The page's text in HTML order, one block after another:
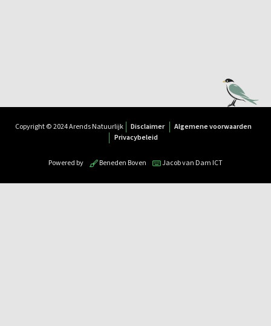
Copyright © 2024 Arends Natuurlijk Disclaimer
Algemene voorwaarden
Privacybeleid
Powered by Beneden Boven Jacob van Dam ICT